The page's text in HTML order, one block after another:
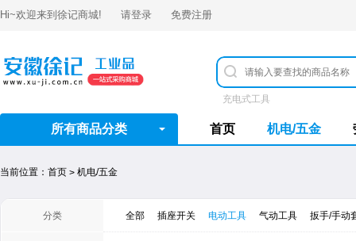
Hi~欢迎来到 徐记商城! 请登录 免费注册
充电式工具
所有商品分类 首页 机电/五金
当前位置： 首页 > 机电/五金
分类 全部 插座开关 电动工具 气动工具 扳手/手动